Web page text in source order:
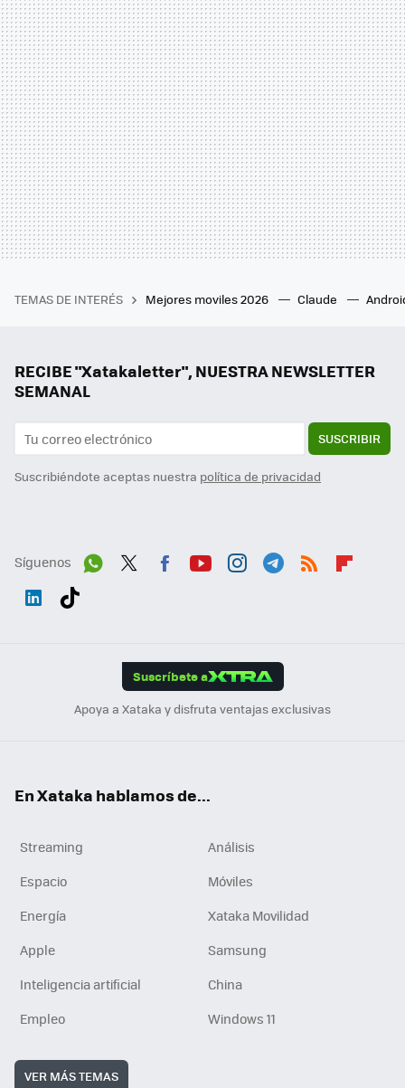
TEMAS DE INTERÉS Mejores moviles 2026 Claude
RECIBE "Xatakaletter", NUESTRA NEWSLETTER
SEMANAL
SUSCRIBIR
Suscribiéndote aceptas nuestra política de privacidad
Síguenos
Suscríbete a
Apoya a Xataka y disfruta ventajas exclusivas
En Xataka hablamos de...
Streaming
Análisis
Espacio
Móviles
Energía
Xataka Movilidad
Apple
Samsung
Inteligencia artificial
China
Empleo
Windows 11
VER MÁS TEMAS